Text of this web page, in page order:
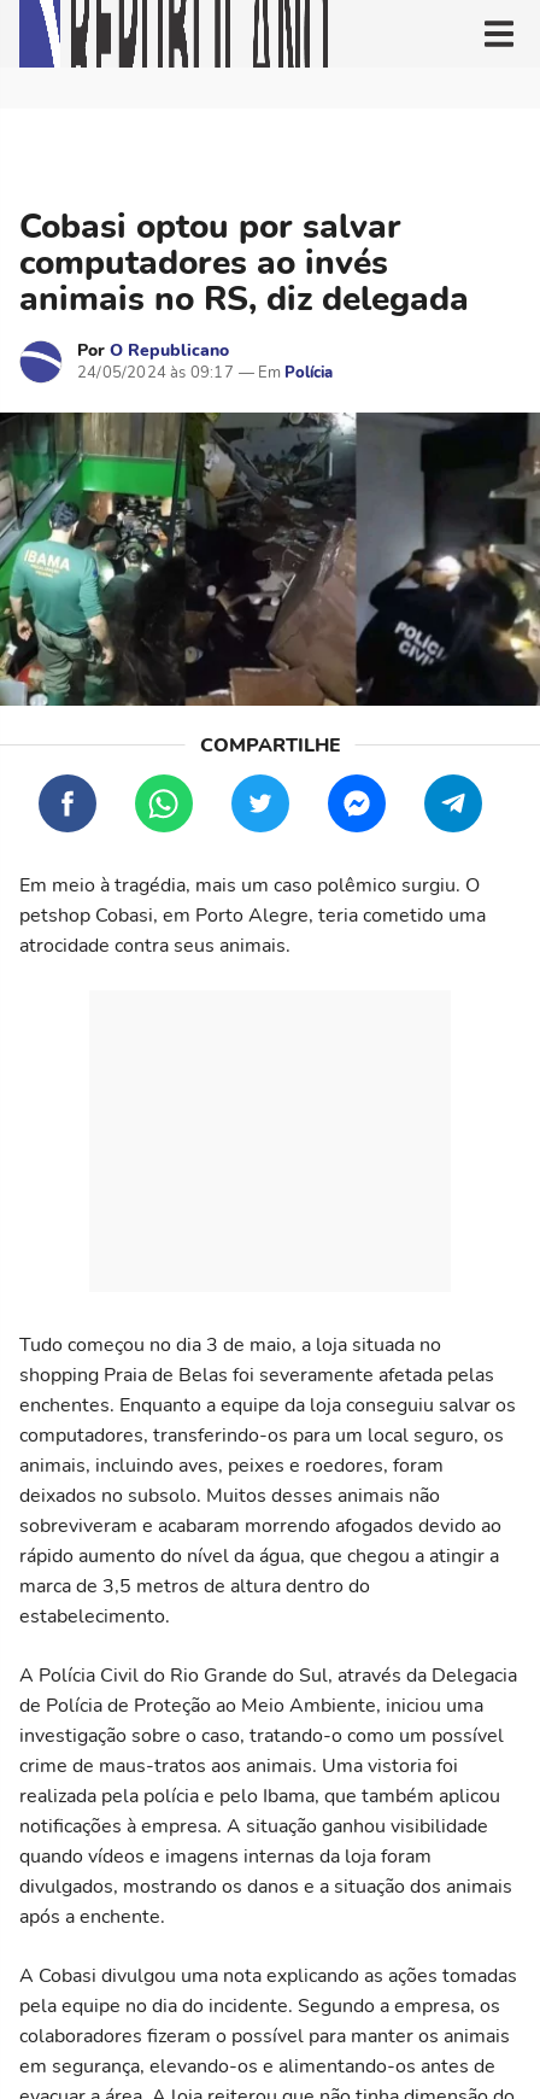
Cobasi optou por salvar
computadores ao invés
animais no RS, diz delegada
Por O Republicano
24/05/2024 às 09:17 Polícia
Em meio à tragédia, mais um caso polêmico surgiu. O
petshop Cobasi, em Porto Alegre, teria cometido uma
atrocidade contra seus animais.
Tudo começou no dia 3 de maio, a loja situada no
shopping Praia de Belas foi severamente afetada pelas
enchentes. Enquanto a equipe da loja conseguiu salvar os
computadores, transferindo-os para um local seguro, os
animais, incluindo aves, peixes e roedores, foram
deixados no subsolo. Muitos desses animais não
sobreviveram e acabaram morrendo afogados devido ao
rápido aumento do nível da água, que chegou a atingir a
marca de 3,5 metros de altura dentro do
estabelecimento.
A Polícia Civil do Rio Grande do Sul, através da Delegacia
de Polícia de Proteção ao Meio Ambiente, iniciou uma
investigação sobre o caso, tratando-o como um possível
crime de maus-tratos aos animais. Uma vistoria foi
realizada pela polícia e pelo Ibama, que também aplicou
notificações à empresa. A situação ganhou visibilidade
quando vídeos e imagens internas da loja foram
divulgados, mostrando os danos e a situação dos animais
após a enchente.
A Cobasi divulgou uma nota explicando as ações tomadas
pela equipe no dia do incidente. Segundo a empresa, os
colaboradores fizeram o possível para manter os animais
em segurança, elevando-os e alimentando-os antes de